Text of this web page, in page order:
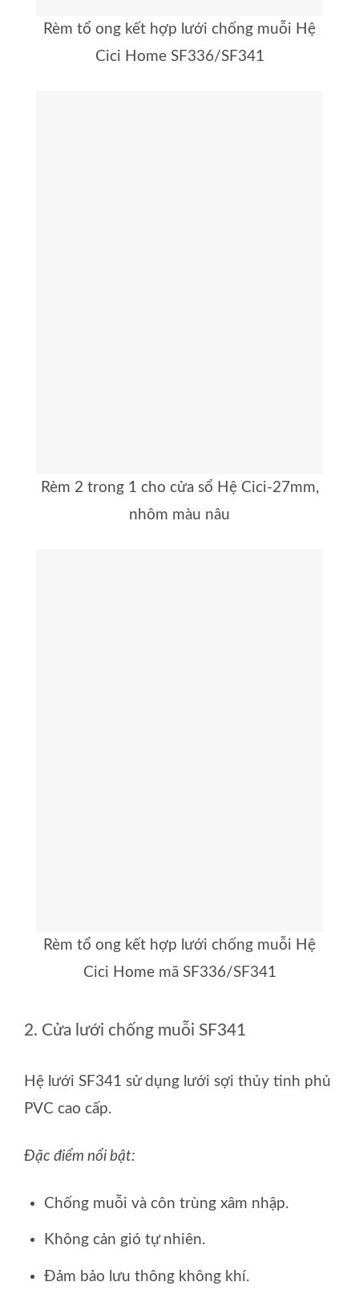
Rèm tổ ong kết hợp lưới chống muỗi Hệ
Cici Home SF336/SF341
Rèm 2 trong 1 cho cửa sổ Hệ Cici-27mm,
nhôm màu nâu
Rèm tổ ong kết hợp lưới chống muỗi Hệ
Cici Home mã SF336/SF341
2. Cửa lưới chống muỗi SF341
Hệ lưới SF341 sử dụng lưới sợi thủy tinh phủ
PVC cao cấp.
Đặc điểm nổi bật:
Chống muỗi và côn trùng xâm nhập.
Không cản gió tự nhiên.
Đảm bảo lưu thông không khí.